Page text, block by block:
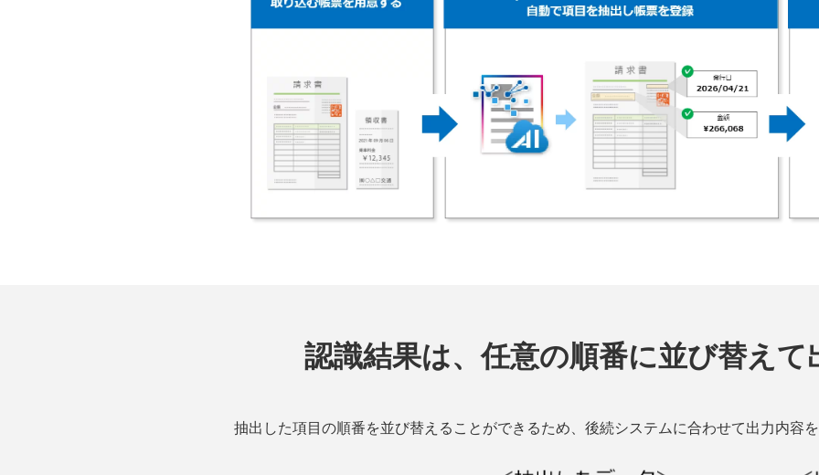
認識結果は、任意の順番に並び替えて
抽出した項目の順番を並び替えることができるため、後続システムに合わせて出力内容